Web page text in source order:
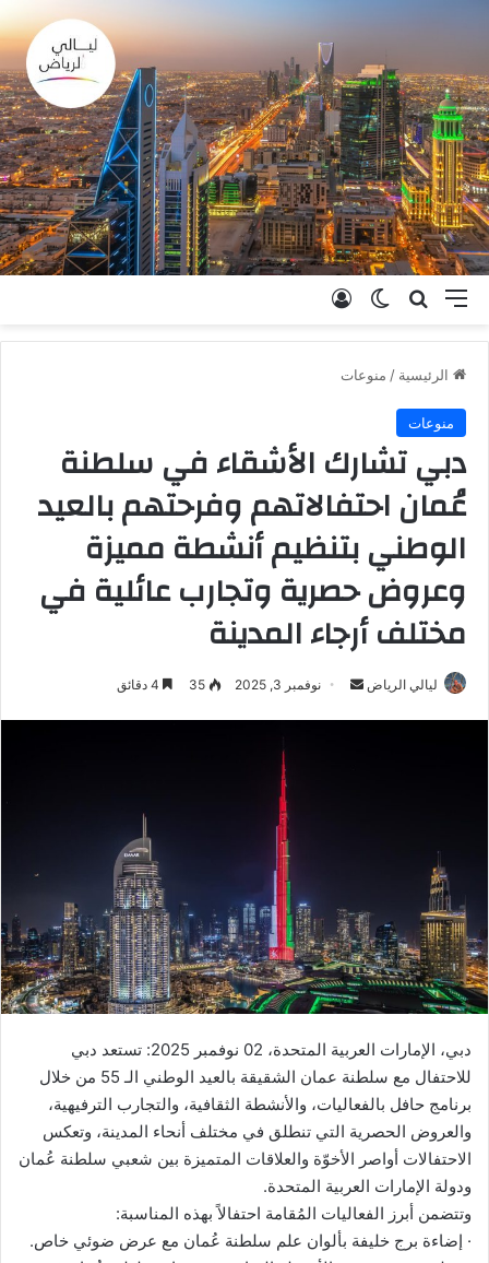
القائمة بحث عنالوضع المظلم
الرئيسية / منوعات
منوعات
دبي تشارك الأشقاء في سلطنة
عُمان احتفالاتهم وفرحتهم بالعيد
الوطني بتنظيم أنشطة مميزة
وعروض حصرية وتجارب عائلية في
مختلف أرجاء المدينة
ليالي الرياض
إ
ل
ك
ت
و
ن
ي
نوفمبر 3, 2025 35
دبي، الإمارات العربية المتحدة، 02 نوفمبر 2025: تستعد دبي
للاحتفال مع سلطنة عمان الشقيقة بالعيد الوطني الـ 55 من خلال
برنامج حافل بالفعاليات، والأنشطة الثقافية، والتجارب الترفيهية،
والعروض الحصرية التي تنطلق في مختلف أنحاء المدينة، وتعكس
الاحتفالات أواصر الأخوّة والعلاقات المتميزة بين شعبي سلطنة عُمان
ودولة الإمارات العربية المتحدة.
وتتضمن أبرز الفعاليات المُقامة احتفالاً بهذه المناسبة:
· إضاءة برج خليفة بألوان علم سلطنة عُمان مع عرض ضوئي خاص.